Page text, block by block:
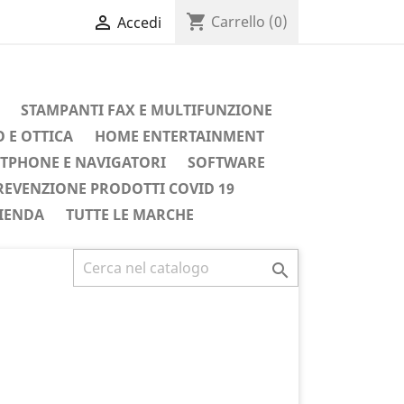
 Accedi shopping_cart Carrello (0)
STAMPANTI FAX E MULTIFUNZIONE
E OTTICA
HOME ENTERTAINMENT
E NAVIGATORI
SOFTWARE
PRODOTTI COVID 19
TUTTE LE MARCHE

Successivo